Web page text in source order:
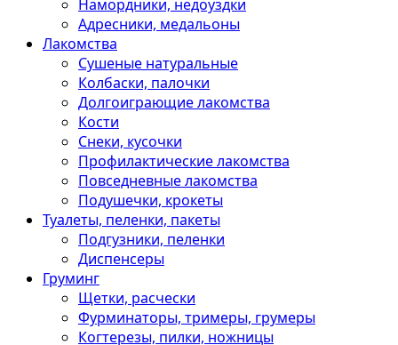
Намордники, недоуздки
Адресники, медальоны
Лакомства
Сушеные натуральные
Колбаски, палочки
Долгоиграющие лакомства
Кости
Снеки, кусочки
Профилактические лакомства
Повседневные лакомства
Подушечки, крокеты
Туалеты, пеленки, пакеты
Подгузники, пеленки
Диспенсеры
Груминг
Щетки, расчески
Фурминаторы, тримеры, грумеры
Когтерезы, пилки, ножницы